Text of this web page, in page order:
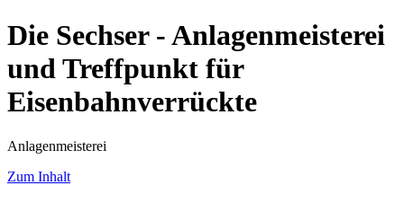
Die Sechser - Anlagenmeisterei
und Treffpunkt für
Eisenbahnverrückte
Anlagenmeisterei
Zum Inhalt